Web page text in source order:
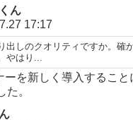
ん
17:17
出しのクオリティですか。確
やはり...
ーを新しく導入すること
た。